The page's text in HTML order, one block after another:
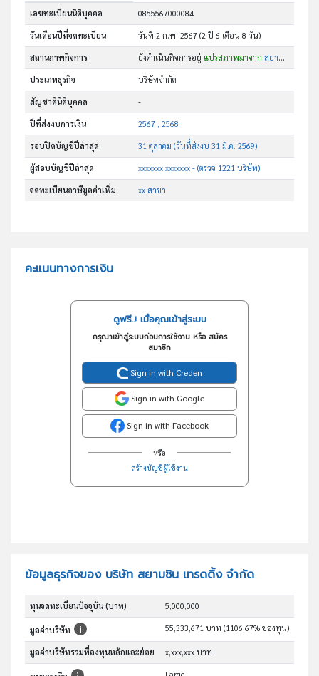
เลขทะเบียนนิติบุคคล 0855567000084
วันเดือนปีที่จดทะเบียน วันที่ 2 ก.พ. 2567(2 ปี 6 เดือน 8 วัน)
สถานภาพกิจการ ยังดำเนินกิจการอยู่ แปรสภาพมาจากสยามชิน เทรดดิ้ง
ประเภทธุรกิจ บริษัทจำกัด
สัญชาตินิติบุคคล -
ปีที่ส่งงบการเงิน 2567 , 2568
รอบปิดบัญชีปีล่าสุด 31 ตุลาคม (วันที่ส่งงบ 31 มี.ค. 2569)
ผู้สอบบัญชีปีล่าสุด xxxxxxx xxxxxxx - (ตรวจ 1221 บริษัท)
จดทะเบียนภาษีมูลค่าเพิ่ม xx สาขา
คะแนนทางการเงิน
ดูฟรี..! เมื่อคุณเข้าสู่ระบบ
กรุณาเข้าสู่ระบบก่อนการใช้งาน หรือ สมัคร
สมาชิก
Sign in with Creden
Sign in with Google
Sign in with Facebook
หรือ
สร้างบัญชีผู้ใช้งาน
ข้อมูลธุรกิจของ บริษัท สยามชิน เทรดดิ้ง จำกัด
ทุนจดทะเบียนปัจจุบัน (บาท) 5,000,000
มูลค่าบริษัท 55,333,671 บาท (1106.67% ของทุน)
มูลค่าบริษัทรวมที่ลงทุนหลักและย่อย x,xxx,xxx บาท